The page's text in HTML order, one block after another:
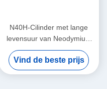
N40H-Cilinder met lange
levensuur van Neodymium
de Permanente Magneten
voor Medische Producten
Vind de beste prijs